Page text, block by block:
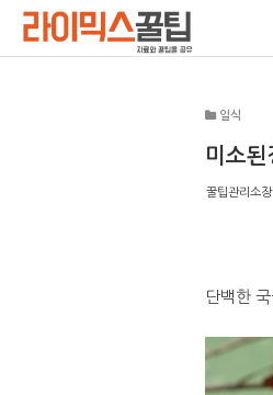
일식
미소된
꿀팁관리소장
단백한
Sketchbook5, 스